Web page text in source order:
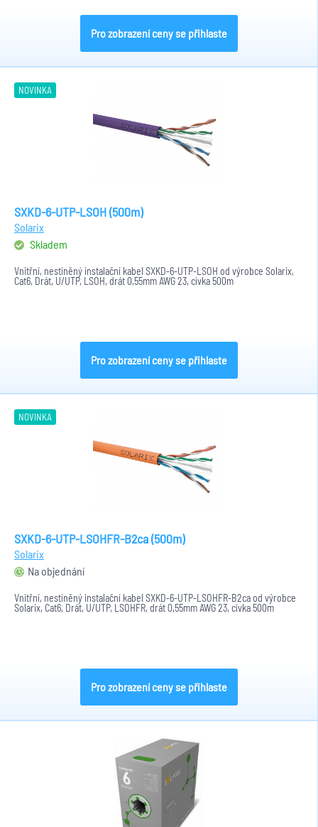
Pro zobrazení ceny se přihlaste
NOVINKA
SXKD-6-UTP-LSOH (500m)
Solarix
Skladem
Vnitřní, nestíněný instalační kabel SXKD-6-UTP-LSOH od výrobce Solarix,
Cat6, Drát, U/UTP, LSOH, drát 0,55mm AWG 23, cívka 500m
Pro zobrazení ceny se přihlaste
NOVINKA
SXKD-6-UTP-LSOHFR-B2ca (500m)
Solarix
Na objednání
Vnitřní, nestíněný instalační kabel SXKD-6-UTP-LSOHFR-B2ca od výrobce
Solarix, Cat6, Drát, U/UTP, LSOHFR, drát 0,55mm AWG 23, cívka 500m
Pro zobrazení ceny se přihlaste